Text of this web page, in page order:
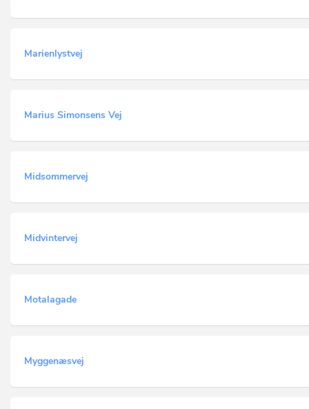
Marienlystvej
Marius Simonsens Vej
Midsommervej
Midvintervej
Motalagade
Myggenæsvej